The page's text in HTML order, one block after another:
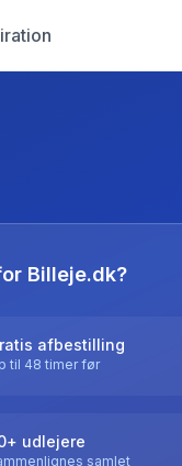
Billeje.dk?
afbestilling
til 48 timer før
udlejere
samlet